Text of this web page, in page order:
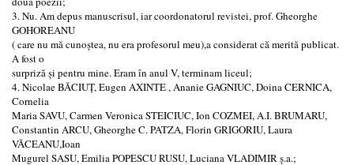
3. Nu. Am depus manuscrisul, iar coordonatorul revistei, prof. Gheorghe
GOHOREANU
( care nu mă cunoștea, nu era profesorul meu),a considerat că merită publicat.
A fost o
surpriză și pentru mine. Eram în anul V, terminam liceul;
4. Nicolae BĂCIUȚ, Eugen AXINTE , Ananie GAGNIUC, Doina CERNICA,
Cornelia
Maria SAVU, Carmen Veronica STEICIUC, Ion COZMEI, A.I. BRUMARU,
Constantin ARCU, Gheorghe C. PATZA, Florin GRIGORIU, Laura
VĂCEANU,Ioan
Mugurel SASU, Emilia POPESCU RUSU, Luciana VLADIMIR ș.a.;